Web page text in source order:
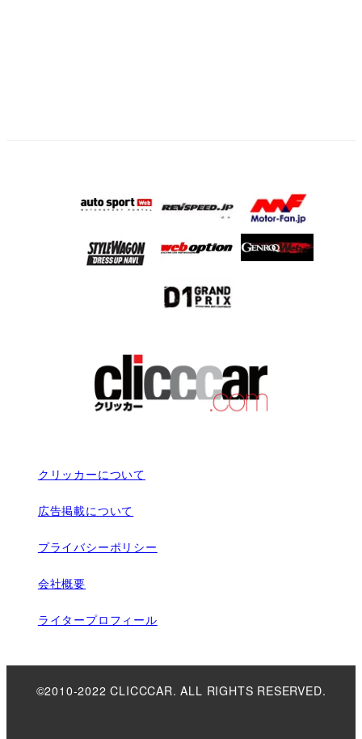
クリッカーについて
広告掲載について
プライバシーポリシー
会社概要
ライタープロフィール
©2010-2022 CLICCCAR. ALL RIGHTS RESERVED.